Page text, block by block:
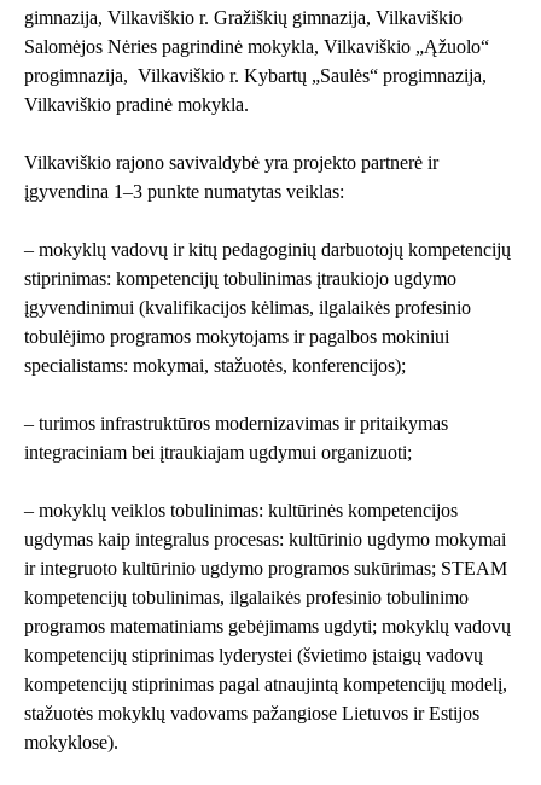
gimnazija, Vilkaviškio r. Gražiškių gimnazija, Vilkaviškio
Salomėjos Nėries pagrindinė mokykla, Vilkaviškio „Ąžuolo“
progimnazija, Vilkaviškio r. Kybartų „Saulės“ progimnazija,
Vilkaviškio pradinė mokykla.
Vilkaviškio rajono savivaldybė yra projekto partnerė ir
įgyvendina 1–3 punkte numatytas veiklas:
– mokyklų vadovų ir kitų pedagoginių darbuotojų kompetencijų
stiprinimas: kompetencijų tobulinimas įtraukiojo ugdymo
įgyvendinimui (kvalifikacijos kėlimas, ilgalaikės profesinio
tobulėjimo programos mokytojams ir pagalbos mokiniui
specialistams: mokymai, stažuotės, konferencijos);
– turimos infrastruktūros modernizavimas ir pritaikymas
integraciniam bei įtraukiajam ugdymui organizuoti;
– mokyklų veiklos tobulinimas: kultūrinės kompetencijos
ugdymas kaip integralus procesas: kultūrinio ugdymo mokymai
ir integruoto kultūrinio ugdymo programos sukūrimas; STEAM
kompetencijų tobulinimas, ilgalaikės profesinio tobulinimo
programos matematiniams gebėjimams ugdyti; mokyklų vadovų
kompetencijų stiprinimas lyderystei (švietimo įstaigų vadovų
kompetencijų stiprinimas pagal atnaujintą kompetencijų modelį,
stažuotės mokyklų vadovams pažangiose Lietuvos ir Estijos
mokyklose).